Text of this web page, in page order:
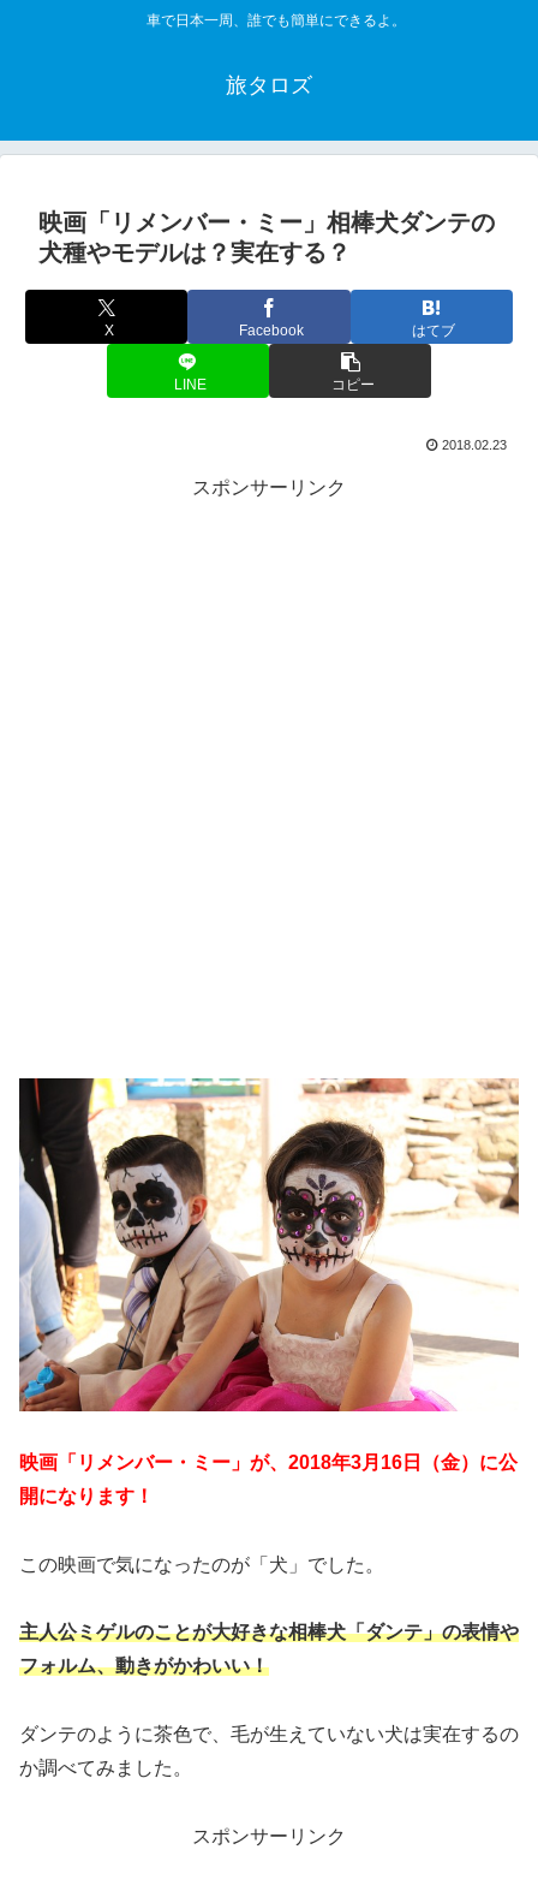
車で日本一周、誰でも簡単にできるよ。
旅タロズ
映画「リメンバー・ミー」相棒犬ダンテの
犬種やモデルは？実在する？
X Facebook はてブ
LINE コピー
2018.02.23
スポンサーリンク
映画「リメンバー・ミー」が、2018年3月16日（金）に公
開になります！
この映画で気になったのが「犬」でした。
主人公ミゲルのことが大好きな相棒犬「ダンテ」の表情や
フォルム、動きがかわいい！
ダンテのように茶色で、毛が生えていない犬は実在するの
か調べてみました。
スポンサーリンク